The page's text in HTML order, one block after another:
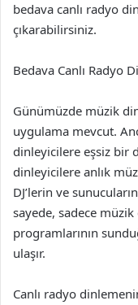
bedava canlı radyo
çıkarabilirsiniz.
Bedava Canlı Radyo
Günümüzde müzik
uygulama mevcut.
dinleyicilere eşsiz bir
dinleyicilere anlık
DJ’lerin ve
sayede, sadece
programlarının
ulaşır.
Canlı radyo